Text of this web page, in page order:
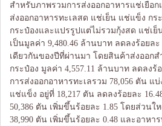
สำหรับภาพรวมการส่งออกอาหารแช่เยือ
ส่งออกอาหารทะเลสด แช่เย็น แช่แข็ง ก
กระป๋องและแปรรูปแต่ไม่รวมกุ้งสด แช่เ
เป็นมูลค่า 9,480.46 ล้านบาท ลดลงร้อยละ
เดียวกันของปีที่ผ่านมา โดยสินค้าส่งออก
กระป๋อง มูลค่า 4,557.11 ล้านบาท ลดลง
การส่งออกอาหารทะเลรวม 78,056 ตัน แ
แช่แข็ง อยู่ที่ 18,217 ตัน ลดลงร้อยละ
50,386 ตัน เพิ่มขึ้นร้อยละ 1.85 โดยส่วน
38,990 ตัน เพิ่มขึ้นร้อยละ 0.48 และอาหา